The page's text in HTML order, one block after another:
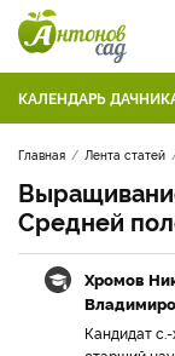
КАЛЕНДАРЬ
Главная Лента статей
Средней
Хромов
Кандидат с.-